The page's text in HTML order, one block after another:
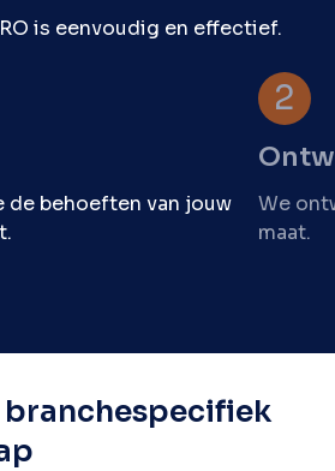
is eenvoudig en effectief.
de behoeften van jouw
We
maat.
branchespecifiek